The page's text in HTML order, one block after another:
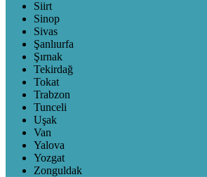
Siirt
Sinop
Sivas
Şanlıurfa
Şırnak
Tekirdağ
Tokat
Trabzon
Tunceli
Uşak
Van
Yalova
Yozgat
Zonguldak